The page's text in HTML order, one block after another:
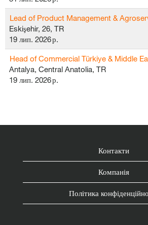
Lead of Product Management &
Eskişehir, 26, TR
19 лип. 2026 р.
Head of Commercial Türkiye & Middle
Antalya, Central Anatolia, TR
19 лип. 2026 р.
Контакти
Компанія
Політика